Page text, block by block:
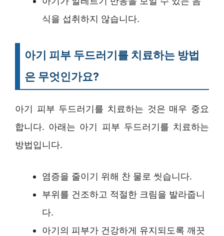
식을 섭취하지 않습니다.
아기 피부 두드러기를 치료하는 방법
은 무엇인가요?
아기 피부 두드러기를 치료하는 것은 매우 중요
합니다. 아래는 아기 피부 두드러기를 치료하는
방법입니다.
염증을 줄이기 위해 찬 물로 씻습니다.
부위를 건조하고 적절한 크림을 발라줍니
다.
아기의 피부가 건강하게 유지되도록 깨끗